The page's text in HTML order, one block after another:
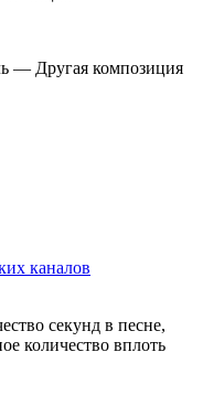
— Другая композиция
каналов
секунд в песне,
количество вплоть